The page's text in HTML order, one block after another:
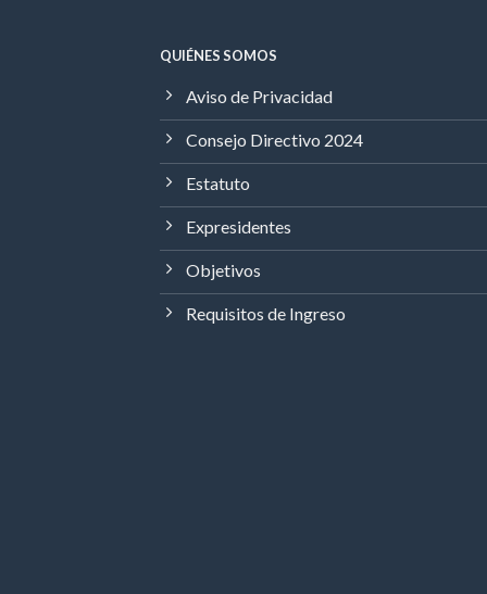
QUIÉNES SOMOS
Aviso de Privacidad
Consejo Directivo 2024
Estatuto
Expresidentes
Objetivos
Requisitos de Ingreso